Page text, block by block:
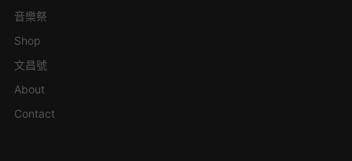
音樂祭
Shop
文昌號
About
Contact